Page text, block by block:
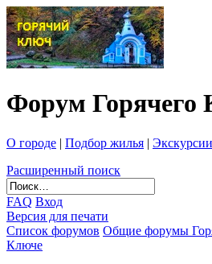
Форум Горячего
О городе | Подбор жилья | Экскурсии
Расширенный поиск
FAQ Вход
Версия для печати
Список форумов Общие форумы
Ключе